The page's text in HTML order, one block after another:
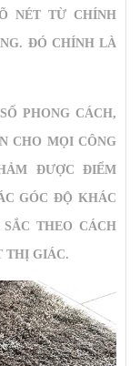
NÉT TỪ CHÍNH
ĐÓ CHÍNH LÀ
PHONG CÁCH,
CHO MỌI CÔNG
ĐƯỢC ĐIỂM
GÓC ĐỘ KHÁC
THEO CÁCH
THỊ GIÁC.